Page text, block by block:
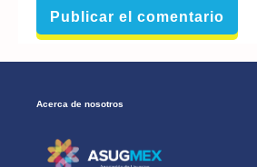
Acerca de nosotros